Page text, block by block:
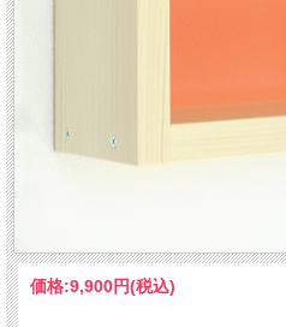
価格:9,900円(税込)